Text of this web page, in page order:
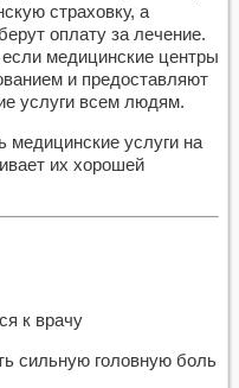
страховку, а
оплату за лечение.
медицинские центры
и предоставляют
услуги всем людям.
медицинские услуги на
их хорошей
к врачу
сильную головную боль